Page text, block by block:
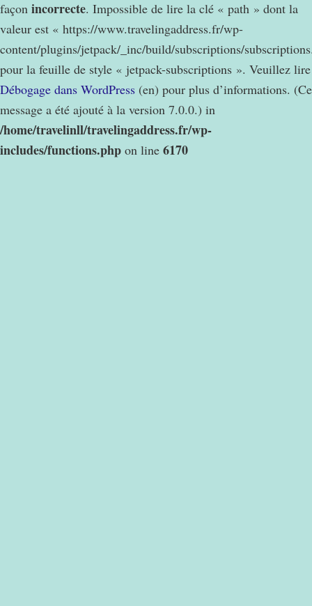
façon incorrecte. Impossible de lire la clé « path » dont la
valeur est « https://www.travelingaddress.fr/wp-
content/plugins/jetpack/_inc/build/subscriptions/
pour la feuille de style « jetpack-subscriptions ». Veuillez lire
Débogage dans WordPress (en) pour plus d’informations. (Ce
message a été ajouté à la version 7.0.0.) in
/home/travelinll/travelingaddress.fr/wp-
includes/functions.php on line 6170